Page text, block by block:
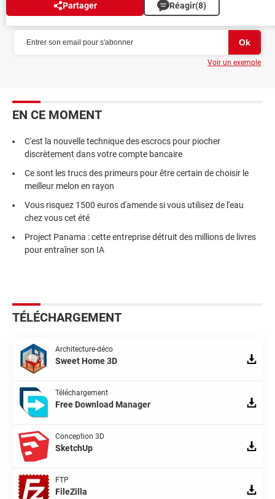
Partager Réagir(8)
NEWSLETTER
Voir un exemple
EN CE MOMENT
C'est la nouvelle technique des escrocs pour piocher
discrètement dans votre compte bancaire
Ce sont les trucs des primeurs pour être certain de choisir le
meilleur melon en rayon
Vous risquez 1500 euros d'amende si vous utilisez de l'eau
chez vous cet été
Project Panama : cette entreprise détruit des millions de livres
pour entraîner son IA
TÉLÉCHARGEMENT
Architecture-déco
Sweet Home 3D
Téléchargement
Free Download Manager
Conception 3D
SketchUp
FTP
FileZilla